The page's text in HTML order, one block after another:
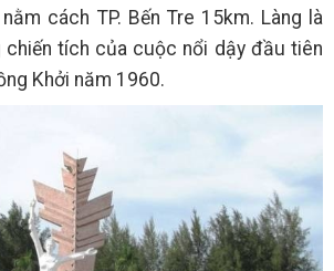
nằm cách TP. Bến Tre 15km. Làng là
chiến tích của cuộc nổi dậy đầu tiên
Khởi năm 1960.